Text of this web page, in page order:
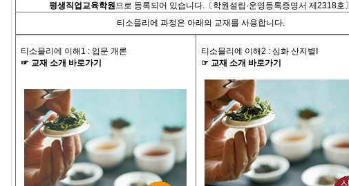
평생직업교육학원으로 등록되어 있습니다.〔학원설립·운영등록증명서 제2318호〕
티소믈리에 과정은 아래의 교재를 사용합니다.
티소믈리에 이해 1 : 입문 개론
☞ 교재 소개 바로가기
티소믈리에 이해2 : 심화 산지별
☞ 교재 소개 바로가기